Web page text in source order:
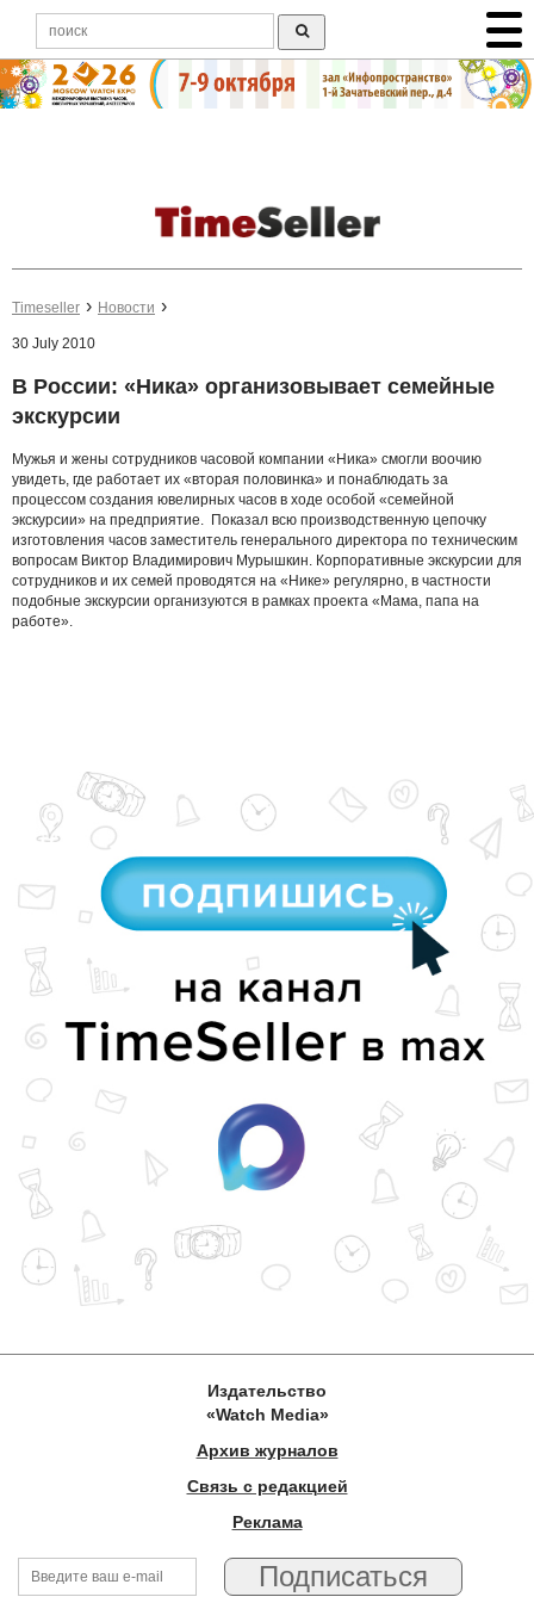
Timeseller Новости
30 July 2010
В России: «Ника» организовывает семейные
экскурсии
Мужья и жены сотрудников часовой компании «Ника» смогли воочию
увидеть, где работает их «вторая половинка» и понаблюдать за
процессом создания ювелирных часов в ходе особой «семейной
экскурсии» на предприятие. Показал всю производственную цепочку
изготовления часов заместитель генерального директора по техническим
вопросам Виктор Владимирович Мурышкин. Корпоративные экскурсии для
сотрудников и их семей проводятся на «Нике» регулярно, в частности
подобные экскурсии организуются в рамках проекта «Мама, папа на
работе».
Издательство
«Watch Media»
Архив журналов
Связь с редакцией
Реклама